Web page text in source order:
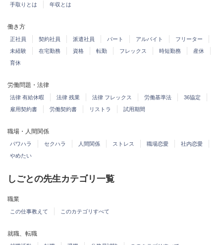
手取りとは
年収とは
働き方
正社員 契約社員 派遣社員 パート アルバイト
フリーター
未経験
在宅勤務 資格 転勤 フレックス 時短勤務
産休
育休
労働問題・法律
法律 有給休暇 法律 残業 法律 フレックス 労働基準法
36協定
雇用契約書
労働契約書 リストラ 試用期間
職場・人間関係
パワハラ セクハラ 人間関係 ストレス 職場恋愛
社内恋愛
やめたい
しごとの先生カテゴリ一覧
職業
この仕事教えて このカテゴリすべて
就職、転職